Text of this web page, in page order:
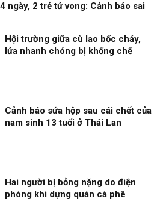
ngày, 2 trẻ tử vong: Cảnh báo sai
Hội trường giữa cù lao bốc cháy,
lửa nhanh chóng bị khống chế
Cảnh báo sứa hộp sau cái chết của
nam sinh 13 tuổi ở Thái Lan
Hai người bị bỏng nặng do điện
phóng khi dựng quán cà phê